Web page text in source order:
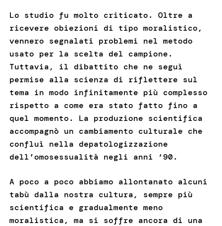
Lo studio fu molto criticato. Oltre a
ricevere obiezioni di tipo moralistico,
vennero segnalati problemi nel metodo
usato per la scelta del campione.
Tuttavia, il dibattito che ne seguì
permise alla scienza di riflettere sul
tema in modo infinitamente più complesso
rispetto a come era stato fatto fino a
quel momento. La produzione scientifica
accompagnò un cambiamento culturale che
confluì nella depatologizzazione
dell’omosessualità negli anni ‘90.
A poco a poco abbiamo allontanato alcuni
tabù dalla nostra cultura, sempre più
scientifica e gradualmente meno
moralistica, ma si soffre ancora di una